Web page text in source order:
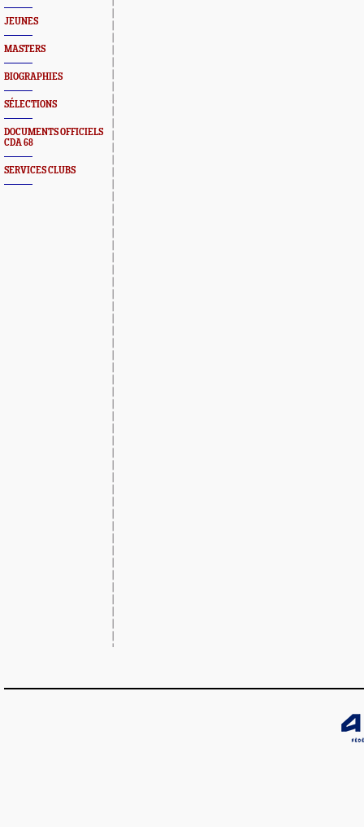
JEUNES
MASTERS
BIOGRAPHIES
SÉLECTIONS
DOCUMENTS OFFICIELS
CDA 68
SERVICES CLUBS